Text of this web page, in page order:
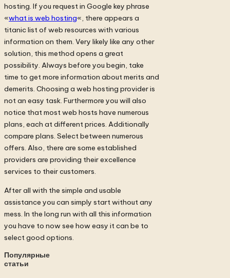
hosting. If you request in Google key phrase
«what is web hosting«, there appears a
titanic list of web resources with various
information on them. Very likely like any other
solution, this method opens a great
possibility. Always before you begin, take
time to get more information about merits and
demerits. Choosing a web hosting provider is
not an easy task. Furthermore you will also
notice that most web hosts have numerous
plans, each at different prices. Additionally
compare plans. Select between numerous
offers. Also, there are some established
providers are providing their excellence
services to their customers.
After all with the simple and usable
assistance you can simply start without any
mess. In the long run with all this information
you have to now see how easy it can be to
select good options.
Популярные
статьи